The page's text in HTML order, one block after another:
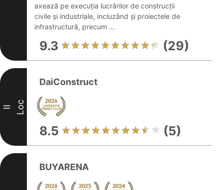
axează pe execuția lucrărilor de construcții
civile și industriale, incluzând și proiectele de
infrastructură, precum ...
9.3 (29)
II Loc
DaiConstruct
8.5 (5)
BUYARENA